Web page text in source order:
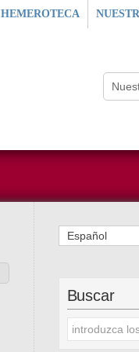
HEMEROTECA
Español
Buscar